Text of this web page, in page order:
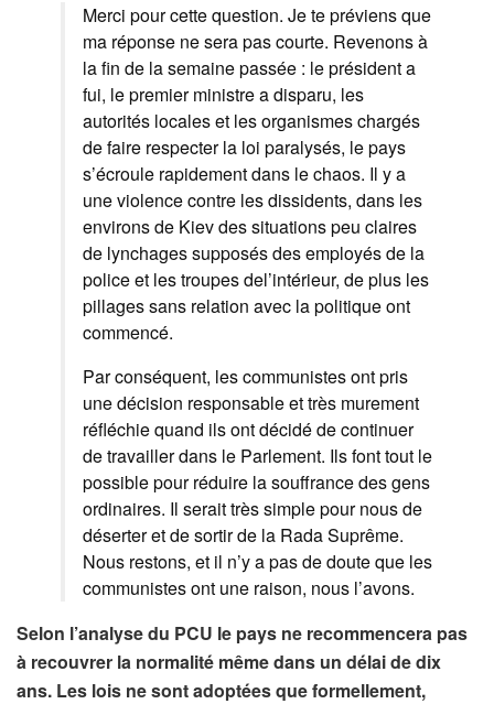
Merci pour cette question. Je te préviens que
ma réponse ne sera pas courte. Revenons à
la fin de la semaine passée : le président a
fui, le premier ministre a disparu, les
autorités locales et les organismes chargés
de faire respecter la loi paralysés, le pays
s’écroule rapidement dans le chaos. Il y a
une violence contre les dissidents, dans les
environs de Kiev des situations peu claires
de lynchages supposés des employés de la
police et les troupes del’intérieur, de plus les
pillages sans relation avec la politique ont
commencé.
Par conséquent, les communistes ont pris
une décision responsable et très murement
réfléchie quand ils ont décidé de continuer
de travailler dans le Parlement. Ils font tout le
possible pour réduire la souffrance des gens
ordinaires. Il serait très simple pour nous de
déserter et de sortir de la Rada Suprême.
Nous restons, et il n’y a pas de doute que les
communistes ont une raison, nous l’avons.
Selon l’analyse du PCU le pays ne recommencera pas
à recouvrer la normalité même dans un délai de dix
ans. Les lois ne sont adoptées que formellement,